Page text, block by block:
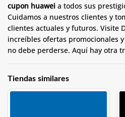
cupon huawei a todos sus
Cuidamos a nuestros clientes y
clientes actuales y futuros. Visite
increíbles ofertas promocionales
no debe perderse. Aquí hay otra
Tiendas similares